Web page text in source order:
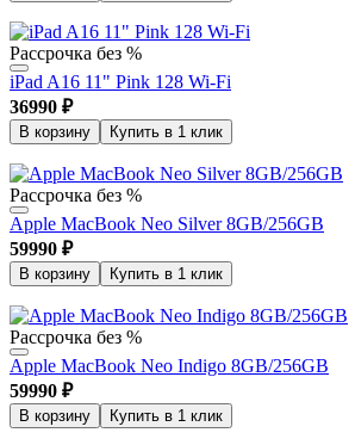
Рассрочка без %
iPad A16 11" Pink 128 Wi-Fi
36990 ₽
В корзину Купить в 1 клик
Рассрочка без %
Apple MacBook Neo Silver 8GB/256GB
59990 ₽
В корзину Купить в 1 клик
Рассрочка без %
Apple MacBook Neo Indigo 8GB/256GB
59990 ₽
В корзину Купить в 1 клик